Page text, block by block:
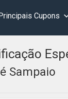
Cupons
Sampaio